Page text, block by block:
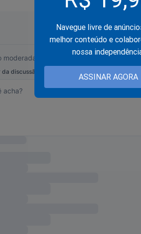
Navegue livre de
melhor conteúdo e
nossa
ASSINAR AGORA